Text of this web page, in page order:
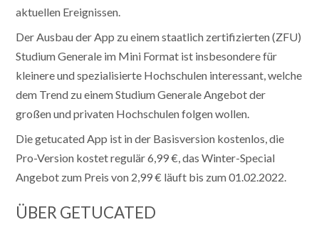
aktuellen Ereignissen.
Der Ausbau der App zu einem staatlich zertifizierten (ZFU)
Studium Generale im Mini Format ist insbesondere für
kleinere und spezialisierte Hochschulen interessant, welche
dem Trend zu einem Studium Generale Angebot der
großen und privaten Hochschulen folgen wollen.
Die getucated App ist in der Basisversion kostenlos, die
Pro-Version kostet regulär 6,99 €, das Winter-Special
Angebot zum Preis von 2,99 € läuft bis zum 01.02.2022.
ÜBER GETUCATED